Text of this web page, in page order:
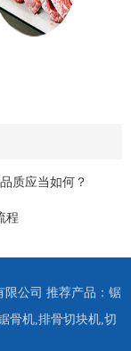
质应当如何？
程
公司 推荐产品： 锯
骨机 排骨切块机 切